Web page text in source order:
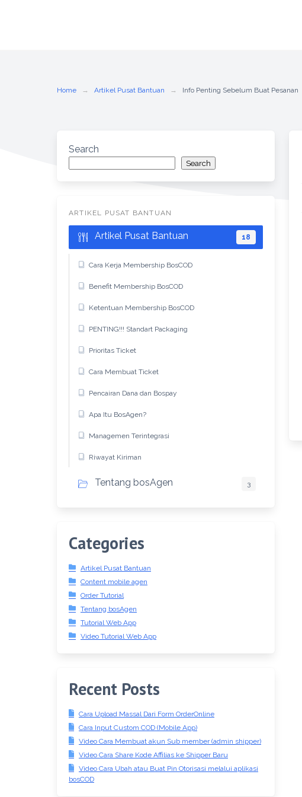
Home Artikel Pusat Bantuan Info Penting Sebelum Buat Pesanan
Search
Search
ARTIKEL PUSAT BANTUAN
Artikel Pusat Bantuan 18
Cara Kerja Membership BosCOD
Benefit Membership BosCOD
Ketentuan Membership BosCOD
PENTING!!! Standart Packaging
Prioritas Ticket
Cara Membuat Ticket
Pencairan Dana dan Bospay
Apa Itu BosAgen?
Managemen Terintegrasi
Riwayat Kiriman
Tentang bosAgen 3
Categories
Artikel Pusat Bantuan
Content mobile agen
Order Tutorial
Tentang bosAgen
Tutorial Web App
Video Tutorial Web App
Recent Posts
Cara Upload Massal Dari Form OrderOnline
Cara Input Custom COD (Mobile App)
Video Cara Membuat akun Sub member (admin shipper)
Video Cara Share Kode Affilias ke Shipper Baru
Video Cara Ubah atau Buat Pin Otorisasi melalui aplikasi
bosCOD